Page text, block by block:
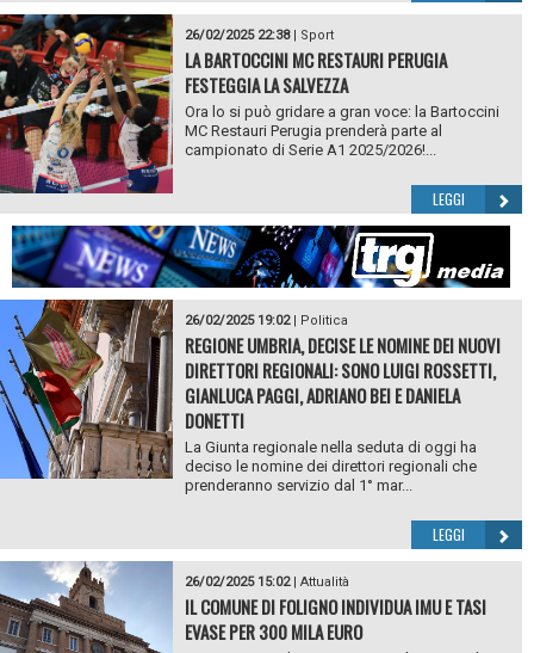
26/02/2025 22:38| Sport
LA BARTOCCINI MC RESTAURI PERUGIA
FESTEGGIA LA SALVEZZA
Ora lo si può gridare a gran voce: la Bartoccini
MC Restauri Perugia prenderà parte al
campionato di Serie A1 2025/2026!...
LEGGI
26/02/2025 19:02| Politica
REGIONE UMBRIA, DECISE LE NOMINE DEI NUOVI
DIRETTORI REGIONALI: SONO LUIGI ROSSETTI,
GIANLUCA PAGGI, ADRIANO BEI E DANIELA
DONETTI
La Giunta regionale nella seduta di oggi ha
deciso le nomine dei direttori regionali che
prenderanno servizio dal 1° mar...
LEGGI
26/02/2025 15:02| Attualità
IL COMUNE DI FOLIGNO INDIVIDUA IMU E TASI
EVASE PER 300 MILA EURO